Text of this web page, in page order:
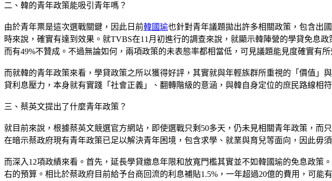
二、韓的青年政策能吸引青年嗎？
由於青年票是這次選戰關鍵，因此日前韓國瑜也針對青年議題拋出許多相關政策，包含出
時來說，確實有達到效果。就TVBS在11月初進行的調查來說，就顯示韓陣營的學貸免息
而有49%不贊成。不過無論如何，兩項政策的未表態率都相當低，可見議題能見度確實有
而就韓的青年政策來看，學貸政策之所以獲得好評，其實就與年輕族群所重視的「價值
貸利息壓力，本身就有實踐「社會正義」、翻轉階級的意涵，與韓自身定位的庶民路線相符
三、蔡英文提出了什麼青年政策？
就目前來說，根據蔡英文競選官方網站，即使選戰只剩50多天，仍未見相關青年政策，
在暗示蔡政府現有青年政策已足以解決青年困境，包含求學、就業與育兒等面向，因此毋須
而深入12項政績來看。首先，延長學貸繳息年限和放寬門檻其實並不如韓國瑜的免息政
右的預算。相比於蔡政府目前給予台商回流的利息補貼1.5%，一年超過20億的費用，可能